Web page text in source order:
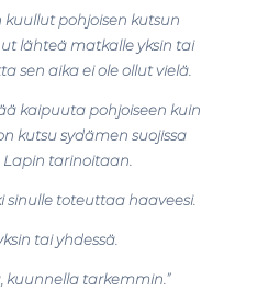
kuullut pohjoisen kutsun
lähteä matkalle yksin tai
sen aika ei ole ollut vielä.
kaipuuta pohjoiseen kuin
kutsu sydämen suojissa
Lapin tarinoitaan.
sinulle toteuttaa haaveesi.
tai yhdessä.
kuunnella tarkemmin.”